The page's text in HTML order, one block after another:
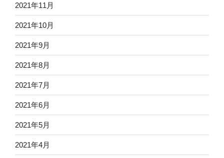
2021年11月
2021年10月
2021年9月
2021年8月
2021年7月
2021年6月
2021年5月
2021年4月